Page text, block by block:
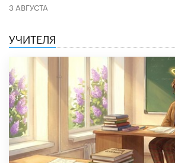
3 АВГУСТА
УЧИТЕЛЯ